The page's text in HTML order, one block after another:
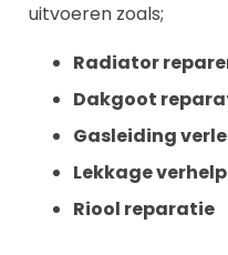
uitvoeren zoals;
Radiator
Dakgoot
Gasleiding
Lekkage
Riool reparatie